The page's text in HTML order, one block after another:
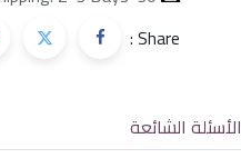
Share :
الأسئلة الشائعة